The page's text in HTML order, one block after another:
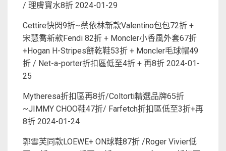
/ 理膚寶水8折 2024-01-29
Cettire快閃9折~蔡依林新款Valentino包包72折 +
宋慧喬新款Fendi 82折 + Moncler小香風外套67折
+Hogan H-Stripes餅乾鞋53折 + Moncler毛球帽49
折 / Net-a-porter折扣區低至4折 + 再8折 2024-01-
25
Mytheresa折扣區再8折/Coltorti精選品牌65折
~JIMMY CHOO鞋47折/ Farfetch折扣區低至3折+再
8折 2024-01-24
郭雪芙同款LOEWE+ ON球鞋87折 /Roger Vivier低